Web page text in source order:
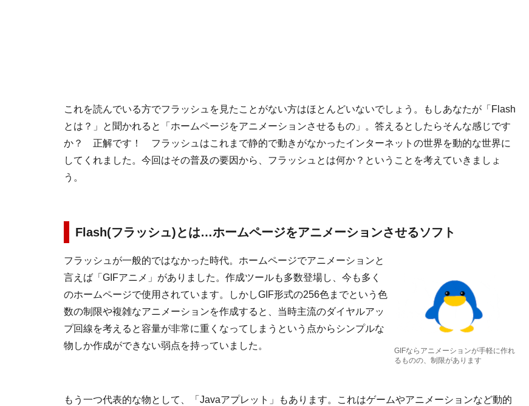
これを読んでいる方でフラッシュを見たことがない方はほとんどいないでしょう。もしあなたが「Flash
とは？」と聞かれると「ホームページをアニメーションさせるもの」。答えるとしたらそんな感じです
か？ 正解です！ フラッシュはこれまで静的で動きがなかったインターネットの世界を動的な世界に
してくれました。今回はその普及の要因から、フラッシュとは何か？ということを考えていきましょ
う。
Flash(フラッシュ)とは…ホームページをアニメーションさせるソフト
GIFならアニメーションが手軽に作れ
るものの、制限があります
フラッシュが一般的ではなかった時代。ホームページでアニメーションと
言えば「GIFアニメ」がありました。作成ツールも多数登場し、今も多く
のホームページで使用されています。しかしGIF形式の256色までという色
数の制限や複雑なアニメーションを作成すると、当時主流のダイヤルアッ
プ回線を考えると容量が非常に重くなってしまうという点からシンプルな
物しか作成ができない弱点を持っていました。
もう一つ代表的な物として、「Javaアプレット」もあります。これはゲームやアニメーションなど動的